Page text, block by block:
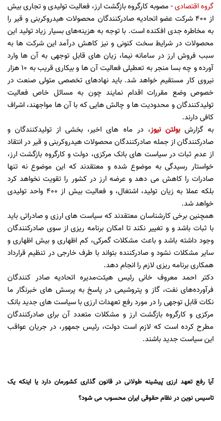
گروه اقتصادی- مصوبه کارگروه بازگشت ارز، فعالیت تولیدی و تجاری بیش
از 400 شرکت عضو اتحادیه صادرکنندگان محصولات هیدروکربنی و قیر را
به مخاطره جدی افکنده است. با توجه به هزینه‌های بسیار زیاد تولید این
محصولات در شرایط سخت کنونی و نیز کاهش درآمد این شرکت ها به
سبب فروش ارز در سامانه نیما، زیان های قابل توجهی به آن ها وارد
آورده و چه بسا منجر به تعطیلی فعالیت آن ها و بیکاری قریب به 10 هزار
نیروی کار مستقیم خواهد شد. باید نهادهای تخصصی متولی صنعت در
خصوص وضع مقررات اقدام نمایند چون به مسائل خاص فعالیت
تولیدکنندگان و محدودیت ها و چالش هایی که با آن ها مواجهند، اشراف
کافی دارند.
به گزارش بولتن نیوز، در ماه های اخیر، بخشی از تولیدکنندگان و
صادرکنندگان از جمله صادرکنندگان محصولات هیدروکربنی و قیر در انتقاد
از عدم ثبات در سیاست های بانک مرکزی، دولت و کارگروه بازگشت ارز،
خواستار رسیدگی به موضوع شده و معتقدند که این موضوع نه تنها
صادرات را کاهش می دهد و عرضه ارز در کشور را تقویت نخواهد کرد
بلکه عملا به زیان تولید، اشتغال، و فعالیت بیش از 400 واحد تولیدی
خواهد شد.
همچنین برخی کارشناسان معتقدند که سیاست های ارزی و صادراتی باید
با ثبات باشد و و تغییر نکند تا امکان برنامه ریزی از سوی صادرکنندگان
وجود داشته باشد و باعث مشکلات گمرکی، کم اظهاری و بیش اظهاری و
سایر مشکلات نشود و صادرکننده بتواند با طرف خارجی در تنظیم قرارداد
همکاری برنامه ریزی لازم را انجام دهد.
دکتر احمد معروف خانی رئیس هیئت‌مدیره اتحادیه صادر کنندگان
فرآورده‌های نفت، گاز و پتروشیمی در پاسخ به پرسش های خبرنگار ما
نکات قابل توجهی را در مورد رفع تعهدات ارزی با سیاست های جدید بانک
مرکزی و کارگروه بازگشت ارز و مشکلات متعدد آن برای صادرکنندگان
مطرح کرده است که لازم است دولت، رئیس جمهور، در جریان عواقب
این سیاست جدید باشند.
آیا رفع تعهد ارزی پیشینه طولانی در قانون گذاری کشورمان دارد یا اینکه یک
تاسیس نوین در نظام حقوقی ایران محسوب می شود؟